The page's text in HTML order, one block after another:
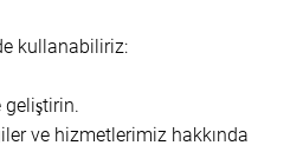
kullanabiliriz:
geliştirin.
ve hizmetlerimiz hakkında